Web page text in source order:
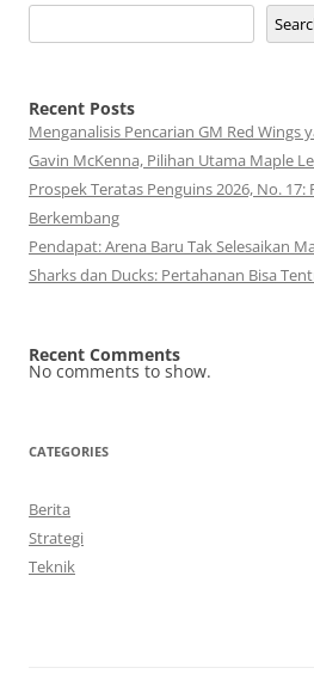
Recent Posts
Menganalisis Pencarian GM Red Wings
Gavin McKenna, Pilihan Utama Maple
Prospek Teratas Penguins 2026, No. 17:
Berkembang
Pendapat: Arena Baru Tak Selesaikan
Sharks dan Ducks: Pertahanan Bisa
Recent Comments
No comments to show.
CATEGORIES
Berita
Strategi
Teknik